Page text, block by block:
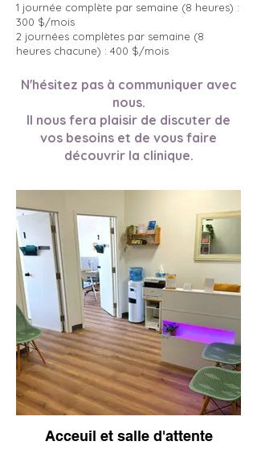
1 journée complète par semaine (8 heures) :
300 $/mois
2 journées complètes par semaine (8
heures chacune) : 400 $/mois
N'hésitez pas à communiquer avec
nous.
Il nous fera plaisir de discuter de
vos besoins et de vous faire
découvrir la clinique.
Acceuil et salle d'attente